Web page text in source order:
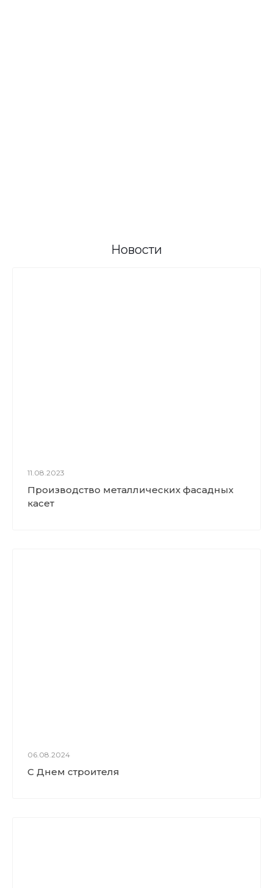
Новости
11.08.2023
Производство металлических фасадных
касет
06.08.2024
С Днем строителя